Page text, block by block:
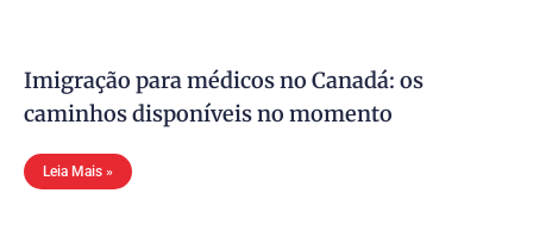
Imigração para médicos no Canadá: os
caminhos disponíveis no momento
Leia Mais »